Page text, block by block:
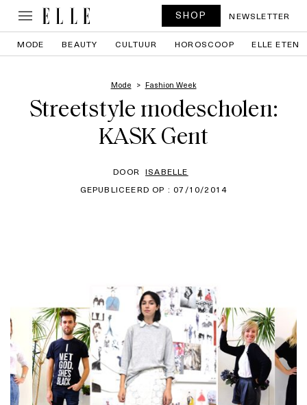
SHOP NEWSLETTER
MODE BEAUTY CULTUUR HOROSCOOP ELLE ETEN
Mode Fashion Week
Streetstyle modescholen:
KASK Gent
DOOR ISABELLE
GEPUBLICEERD OP : 07/10/2014